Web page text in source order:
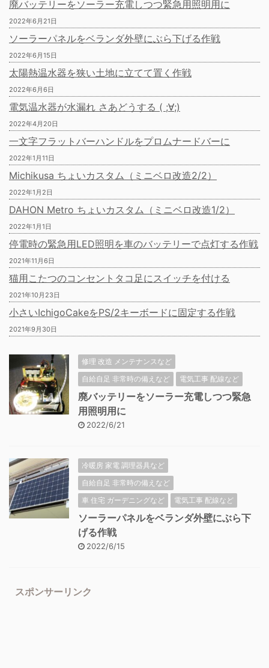
廃バッテリーをソーラー充電しつつ緊急用照明用に
2022年6月21日
ソーラーパネルをベランダ外壁にぶら下げる作戦
2022年6月15日
太陽熱温水器を狭い土地に立てて置く作戦
2022年6月6日
電気温水器が水漏れ さあどうする ( ;∀;)
2022年4月20日
一文字フラットバーハンドルをプロムナードバーに
2022年1月11日
Michikusa ちょいカスタム（ミニベロ改造2/2）
2022年1月2日
DAHON Metro ちょいカスタム（ミニベロ改造1/2）
2022年1月1日
停電時の緊急用LED照明を車のバッテリーで点灯する作戦
2021年11月6日
猫用こたつのコンセントタコ足にスイッチを付ける
2021年10月23日
小さいIchigoCakeをPS/2キーボードに固定する作戦
2021年9月30日
修理 改造 メンテナンスなど
自給自足 非常時の備えなど
電気工事 配線など
廃バッテリーをソーラー充電しつつ緊急
用照明用に
2022/6/21
冷暖房 家電 調理器具など
自給自足 非常時の備えなど
車 住宅 ガーデニングなど
電気工事 配線など
ソーラーパネルをベランダ外壁にぶら下
げる作戦
2022/6/15
スポンサーリンク